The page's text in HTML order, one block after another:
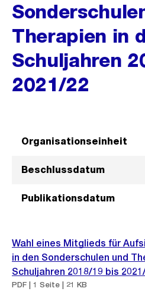
Therapien in
Schuljahren
2021/22
Organisationseinheit
Beschlussdatum
Publikationsdatum
Wahl eines Mitglieds für
in den Sonderschulen und
Schuljahren 2018/19 bis
PDF | 1 Seite | 21 KB